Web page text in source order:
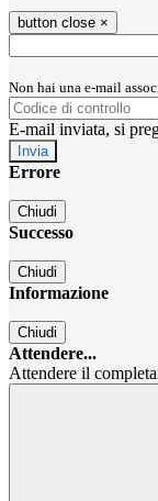
button close ×
Non hai una e-mail
E-mail inviata, si
Errore
Chiudi
Successo
Chiudi
Informazione
Chiudi
Attendere...
Attendere il